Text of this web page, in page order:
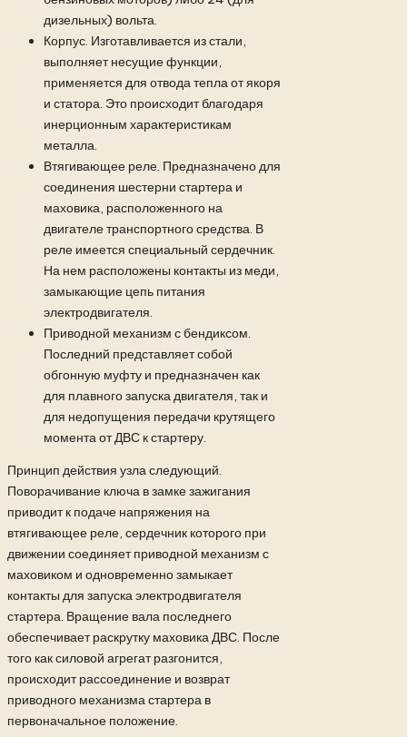
дизельных) вольта.
Корпус. Изготавливается из стали,
выполняет несущие функции,
применяется для отвода тепла от якоря
и статора. Это происходит благодаря
инерционным характеристикам
металла.
Втягивающее реле. Предназначено для
соединения шестерни стартера и
маховика, расположенного на
двигателе транспортного средства. В
реле имеется специальный сердечник.
На нем расположены контакты из меди,
замыкающие цепь питания
электродвигателя.
Приводной механизм с бендиксом.
Последний представляет собой
обгонную муфту и предназначен как
для плавного запуска двигателя, так и
для недопущения передачи крутящего
момента от ДВС к стартеру.
Принцип действия узла следующий.
Поворачивание ключа в замке зажигания
приводит к подаче напряжения на
втягивающее реле, сердечник которого при
движении соединяет приводной механизм с
маховиком и одновременно замыкает
контакты для запуска электродвигателя
стартера. Вращение вала последнего
обеспечивает раскрутку маховика ДВС. После
того как силовой агрегат разгонится,
происходит рассоединение и возврат
приводного механизма стартера в
первоначальное положение.